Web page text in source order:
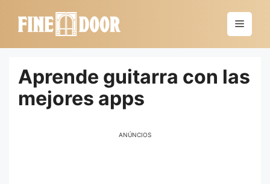
Menú
Aprende guitarra con las
mejores apps
ANÚNCIOS